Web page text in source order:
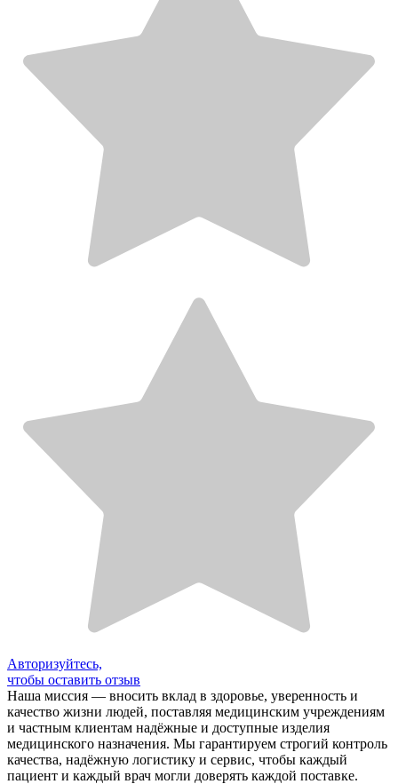
Авторизуйтесь,
чтобы оставить отзыв
Наша миссия — вносить вклад в здоровье, уверенность и
качество жизни людей, поставляя медицинским учреждениям
и частным клиентам надёжные и доступные изделия
медицинского назначения. Мы гарантируем строгий контроль
качества, надёжную логистику и сервис, чтобы каждый
пациент и каждый врач могли доверять каждой поставке.